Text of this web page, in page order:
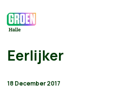
Eerlijker
18 December 2017